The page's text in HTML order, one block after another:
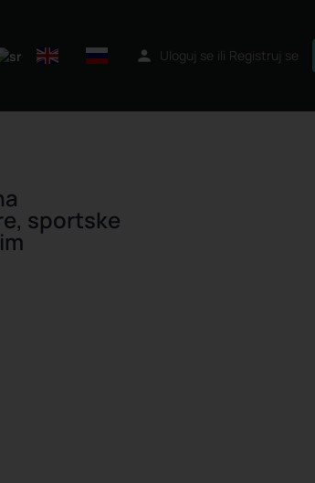
Uloguj se ili Registruj se
sportske